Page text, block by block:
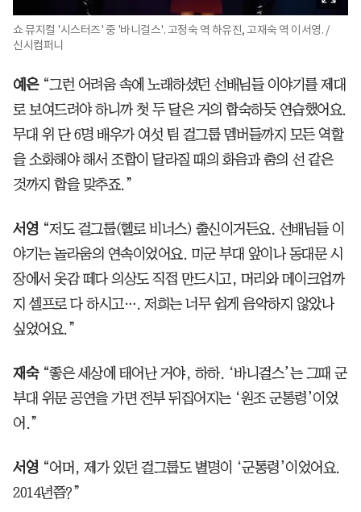
쇼 뮤지컬 '시스터즈' 중 '바니걸스'. 고정숙 역 하유진, 고재숙 역 이서영. /
신시컴퍼니
예은“그런 어려움 속에 노래하셨던 선배님들 이야기를 제대
로 보여드려야 하니까 첫 두 달은 거의 합숙하듯 연습했어요.
무대 위 단 6명 배우가 여섯 팀 걸그룹 멤버들까지 모든 역할
을 소화해야 해서 조합이 달라질 때의 화음과 춤의 선 같은
것까지 합을 맞추죠.”
서영“저도 걸그룹(헬로 비너스) 출신이거든요. 선배님들 이
야기는 놀라움의 연속이었어요. 미군 부대 앞이나 동대문 시
장에서 옷감 떼다 의상도 직접 만드시고, 머리와 메이크업까
지 셀프로 다 하시고…. 저희는 너무 쉽게 음악하지 않았나
싶었어요.”
재숙“좋은 세상에 태어난 거야, 하하. ‘바니걸스’는 그때 군
부대 위문 공연을 가면 전부 뒤집어지는 ‘원조 군통령’이었
어.”
서영“어머, 제가 있던 걸그룹도 별명이 ‘군통령’이었어요.
2014년쯤?”